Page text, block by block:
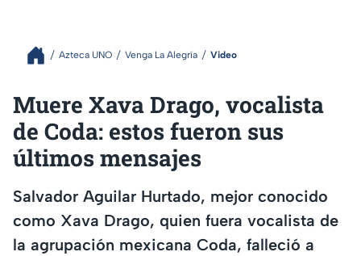
Azteca UNO Venga La Alegría Video
Muere Xava Drago, vocalista
de Coda: estos fueron sus
últimos mensajes
Salvador Aguilar Hurtado, mejor conocido
como Xava Drago, quien fuera vocalista de
la agrupación mexicana Coda, falleció a